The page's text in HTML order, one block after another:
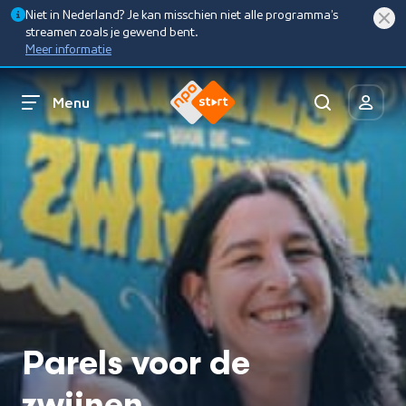
Niet in Nederland? Je kan misschien niet alle programma’s
streamen zoals je gewend bent.
Meer informatie
Menu
Parels voor de